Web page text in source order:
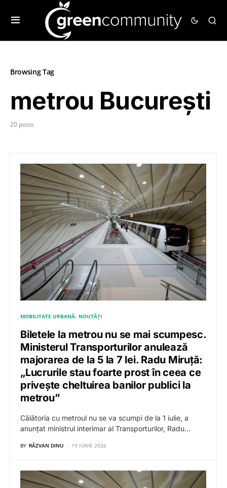
Browsing Tag
metrou București
20 posts
MOBILITATE URBANĂ NOUTĂȚI
Biletele la metrou nu se mai scumpesc.
Ministerul Transporturilor anulează
majorarea de la 5 la 7 lei. Radu Miruță:
„Lucrurile stau foarte prost în ceea ce
privește cheltuirea banilor publici la
metrou”
Călătoria cu metroul nu se va scumpi de la 1 iulie, a
anunțat ministrul interimar al Transporturilor, Radu…
BY RĂZVAN DINU 19 IUNIE 2026